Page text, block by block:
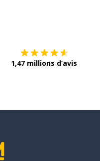
1,47 millions d’avis